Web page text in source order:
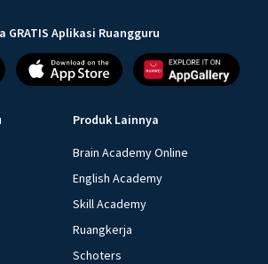
GRATIS Aplikasi Ruangguru
Produk Lainnya
Brain Academy Online
English Academy
Skill Academy
Ruangkerja
Schoters